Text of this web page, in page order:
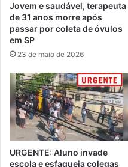
Jovem e saudável, terapeuta
de 31 anos morre após
passar por coleta de óvulos
em SP
23 de maio de 2026
URGENTE: Aluno invade
escola e esfaqueia colegas